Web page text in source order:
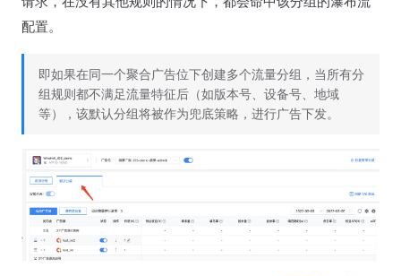
配置。
即如果在同一个聚合广告位下创建多个流量分组，当所有分
组规则都不满足流量特征后（如版本号、设备号、地域
等），该默认分组将被作为兜底策略，进行广告下发。